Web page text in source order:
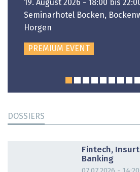
19. August 2026 - 18:00 bis
Seminarhotel Bocken,
Horgen
PREMIUM EVENT
DOSSIERS
Fintech,
Banking